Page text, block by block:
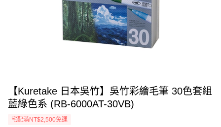
【Kuretake 日本吳竹】吳竹彩繪毛筆 30色套組
藍綠色系 (RB-6000AT-30VB)
宅配滿NT$2,500免運